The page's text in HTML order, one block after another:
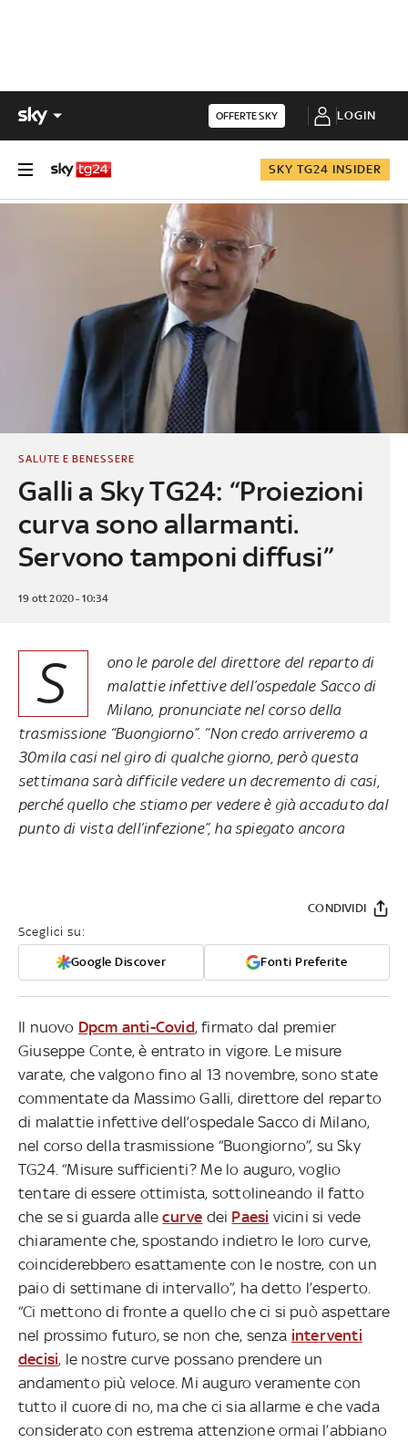
OFFERTE SKY LOGIN
SKY TG24 INSIDER
Galli a Sky TG24: “Proiezioni
curva sono allarmanti.
Servono tamponi diffusi”
SALUTE E BENESSERE
19 ott 2020 - 10:34
S
ono le parole del direttore del reparto di
malattie infettive dell’ospedale Sacco di
Milano, pronunciate nel corso della
trasmissione “Buongiorno”. “Non credo arriveremo a
30mila casi nel giro di qualche giorno, però questa
settimana sarà difficile vedere un decremento di casi,
perché quello che stiamo per vedere è già accaduto dal
punto di vista dell’infezione”, ha spiegato ancora
Sceglici su:
Google Discover Fonti Preferite
CONDIVIDI
Il nuovo Dpcm anti-Covid, firmato dal premier
Giuseppe Conte, è entrato in vigore. Le misure
varate, che valgono fino al 13 novembre, sono state
commentate da Massimo Galli, direttore del reparto
di malattie infettive dell’ospedale Sacco di Milano,
nel corso della trasmissione “Buongiorno”, su Sky
TG24. “Misure sufficienti? Me lo auguro, voglio
tentare di essere ottimista, sottolineando il fatto
che se si guarda allecurve dei Paesi vicini si vede
chiaramente che, spostando indietro le loro curve,
coinciderebbero esattamente con le nostre, con un
paio di settimane di intervallo”, ha detto l’esperto.
“Ci mettono di fronte a quello che ci si può aspettare
nel prossimo futuro, se non che, senza interventi
decisi, le nostre curve possano prendere un
andamento più veloce. Mi auguro veramente con
tutto il cuore di no, ma che ci sia allarme e che vada
considerato con estrema attenzione ormai l’abbiano